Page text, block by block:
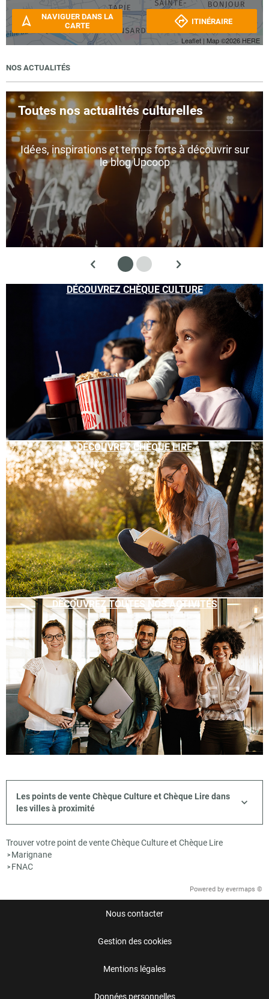
Leaflet | Map ©2026 HERE
NAVIGUER DANS LA
CARTE
ITINÉRAIRE
NOS ACTUALITÉS
Toutes nos actualités culturelles
Idées, inspirations et temps forts à découvrir sur
le blog Upcoop
DÉCOUVREZ CHÈQUE CULTURE
DÉCOUVREZ CHÈQUE LIRE
DÉCOUVREZ TOUTES NOS ACTIVITÉS
Les points de vente Chèque Culture et Chèque Lire dans
les villes à proximité
Trouver votre point de vente Chèque Culture et Chèque Lire
> Marignane
> FNAC
Powered by evermaps ©
Nous contacter
Gestion des cookies
Mentions légales
Données personnelles